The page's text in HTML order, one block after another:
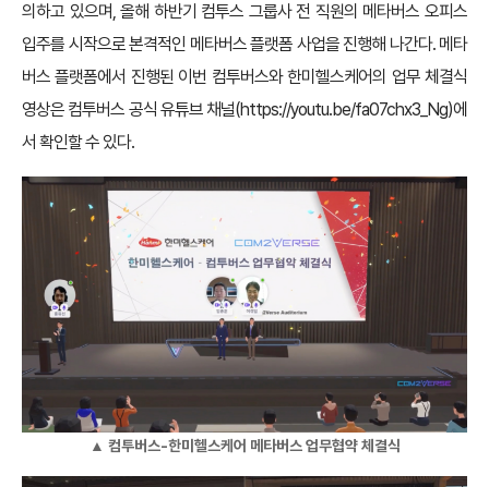
의하고 있으며, 올해 하반기 컴투스 그룹사 전 직원의 메타버스 오피스
입주를 시작으로 본격적인 메타버스 플랫폼 사업을 진행해 나간다. 메타
버스 플랫폼에서 진행된 이번 컴투버스와 한미헬스케어의 업무 체결식
영상은 컴투버스 공식 유튜브 채널(https://youtu.be/fa07chx3_Ng)에
서 확인할 수 있다.
▲ 컴투버스-한미헬스케어 메타버스 업무협약 체결식